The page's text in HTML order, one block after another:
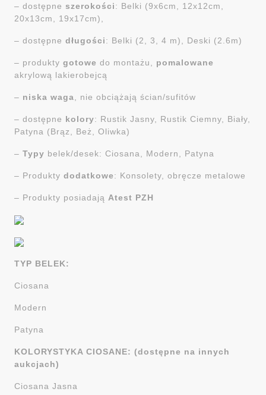
– dostępne szerokości: Belki (9x6cm, 12x12cm,
20x13cm, 19x17cm),
– dostępne długości: Belki (2, 3, 4 m), Deski (2.6m)
– produkty gotowe do montażu, pomalowane
akrylową lakierobejcą
– niska waga , nie obciążają ścian/sufitów
– dostępne kolory: Rustik Jasny, Rustik Ciemny, Biały,
Patyna (Brąz, Beż, Oliwka)
– Typy belek/desek: Ciosana, Modern, Patyna
– Produkty dodatkowe: Konsolety, obręcze metalowe
– Produkty posiadają Atest PZH
TYP BELEK:
Ciosana
Modern
Patyna
KOLORYSTYKA CIOSANE: (dostępne na innych
aukcjach)
Ciosana Jasna